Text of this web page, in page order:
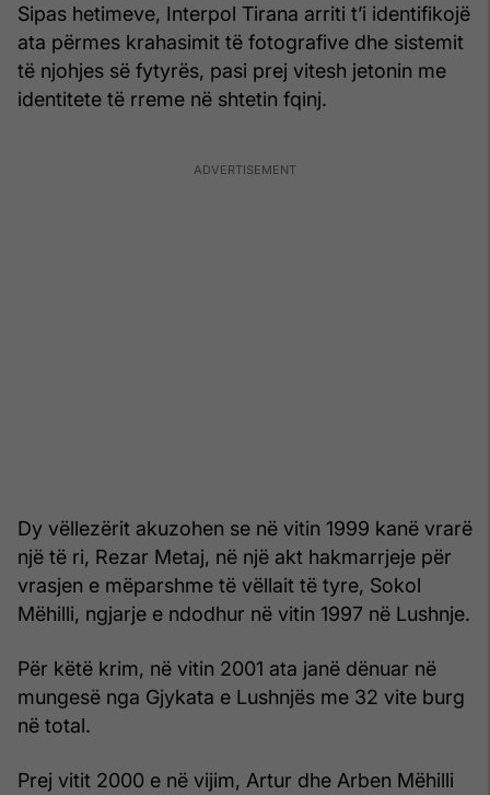
Sipas hetimeve, Interpol Tirana arriti t’i identifikojë
ata përmes krahasimit të fotografive dhe sistemit
të njohjes së fytyrës, pasi prej vitesh jetonin me
identitete të rreme në shtetin fqinj.
Dy vëllezërit akuzohen se në vitin 1999 kanë vrarë
një të ri, Rezar Metaj, në një akt hakmarrjeje për
vrasjen e mëparshme të vëllait të tyre, Sokol
Mëhilli, ngjarje e ndodhur në vitin 1997 në Lushnje.
Për këtë krim, në vitin 2001 ata janë dënuar në
mungesë nga Gjykata e Lushnjës me 32 vite burg
në total.
Prej vitit 2000 e në vijim, Artur dhe Arben Mëhilli